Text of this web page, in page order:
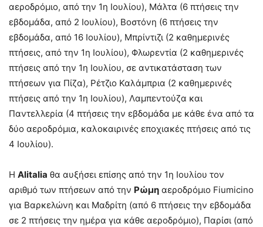
αεροδρόμιο, από την 1η Ιουλίου), Μάλτα (6 πτήσεις την
εβδομάδα, από 2 Ιουλίου), Βοστόνη (6 πτήσεις την
εβδομάδα, από 16 Ιουλίου), Μπρίντιζι (2 καθημερινές
πτήσεις, από την 1η Ιουλίου), Φλωρεντία (2 καθημερινές
πτήσεις από την 1η Ιουλίου, σε αντικατάσταση των
πτήσεων για Πίζα), Ρέτζιο Καλάμπρια (2 καθημερινές
πτήσεις από την 1η Ιουλίου), Λαμπεντούζα και
Παντελλερία (4 πτήσεις την εβδομάδα με κάθε ένα από τα
δύο αεροδρόμια, καλοκαιρινές εποχιακές πτήσεις από τις
4 Ιουλίου).
H Alitalia θα αυξήσει επίσης από την 1η Ιουλίου τον
αριθμό των πτήσεων από την Ρώμη αεροδρόμιο Fiumicino
για Βαρκελώνη και Μαδρίτη (από 6 πτήσεις την εβδομάδα
σε 2 πτήσεις την ημέρα για κάθε αεροδρόμιο), Παρίσι (από